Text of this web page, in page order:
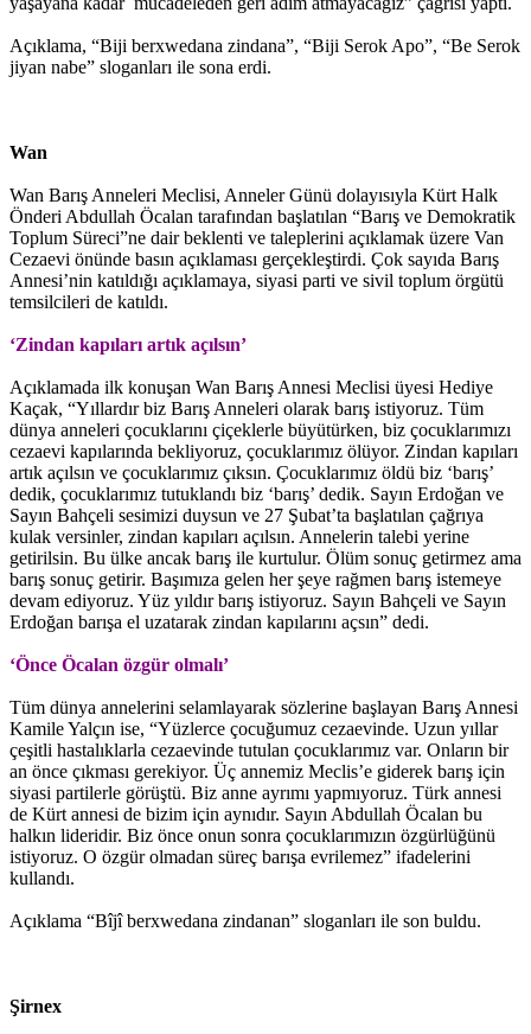
Açıklama, “Biji berxwedana zindana”, “Biji Serok Apo”, “Be Serok
jiyan nabe” sloganları ile sona erdi.
Wan
Wan Barış Anneleri Meclisi, Anneler Günü dolayısıyla Kürt Halk
Önderi Abdullah Öcalan tarafından başlatılan “Barış ve Demokratik
Toplum Süreci”ne dair beklenti ve taleplerini açıklamak üzere Van
Cezaevi önünde basın açıklaması gerçekleştirdi. Çok sayıda Barış
Annesi’nin katıldığı açıklamaya, siyasi parti ve sivil toplum örgütü
temsilcileri de katıldı.
‘Zindan kapıları artık açılsın’
Açıklamada ilk konuşan Wan Barış Annesi Meclisi üyesi Hediye
Kaçak, “Yıllardır biz Barış Anneleri olarak barış istiyoruz. Tüm
dünya anneleri çocuklarını çiçeklerle büyütürken, biz çocuklarımızı
cezaevi kapılarında bekliyoruz, çocuklarımız ölüyor. Zindan kapıları
artık açılsın ve çocuklarımız çıksın. Çocuklarımız öldü biz ‘barış’
dedik, çocuklarımız tutuklandı biz ‘barış’ dedik. Sayın Erdoğan ve
Sayın Bahçeli sesimizi duysun ve 27 Şubat’ta başlatılan çağrıya
kulak versinler, zindan kapıları açılsın. Annelerin talebi yerine
getirilsin. Bu ülke ancak barış ile kurtulur. Ölüm sonuç getirmez ama
barış sonuç getirir. Başımıza gelen her şeye rağmen barış istemeye
devam ediyoruz. Yüz yıldır barış istiyoruz. Sayın Bahçeli ve Sayın
Erdoğan barışa el uzatarak zindan kapılarını açsın” dedi.
‘Önce Öcalan özgür olmalı’
Tüm dünya annelerini selamlayarak sözlerine başlayan Barış Annesi
Kamile Yalçın ise, “Yüzlerce çocuğumuz cezaevinde. Uzun yıllar
çeşitli hastalıklarla cezaevinde tutulan çocuklarımız var. Onların bir
an önce çıkması gerekiyor. Üç annemiz Meclis’e giderek barış için
siyasi partilerle görüştü. Biz anne ayrımı yapmıyoruz. Türk annesi
de Kürt annesi de bizim için aynıdır. Sayın Abdullah Öcalan bu
halkın lideridir. Biz önce onun sonra çocuklarımızın özgürlüğünü
istiyoruz. O özgür olmadan süreç barışa evrilemez” ifadelerini
kullandı.
Açıklama “Bîjî berxwedana zindanan” sloganları ile son buldu.
Şirnex